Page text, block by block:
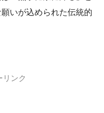
いが込められた伝統的
リンク